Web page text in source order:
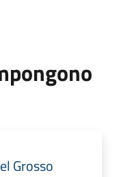
Grosso